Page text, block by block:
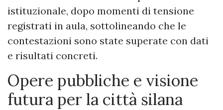
istituzionale, dopo momenti di tensione
registrati in aula, sottolineando che le
contestazioni sono state superate con dati
e risultati concreti.
Opere pubbliche e visione
futura per la città silana